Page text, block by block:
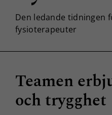
Teamen
och trygghet